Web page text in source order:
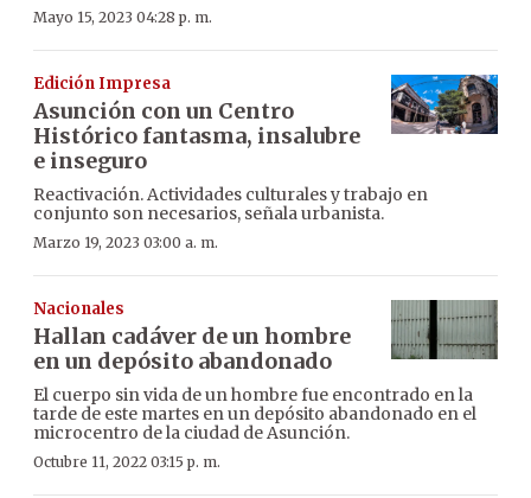
Mayo 15, 2023 04:28 p. m.
Edición Impresa
Asunción con un Centro
Histórico fantasma, insalubre
e inseguro
Reactivación. Actividades culturales y trabajo en
conjunto son necesarios, señala urbanista.
Marzo 19, 2023 03:00 a. m.
Nacionales
Hallan cadáver de un hombre
en un depósito abandonado
El cuerpo sin vida de un hombre fue encontrado en la
tarde de este martes en un depósito abandonado en el
microcentro de la ciudad de Asunción.
Octubre 11, 2022 03:15 p. m.